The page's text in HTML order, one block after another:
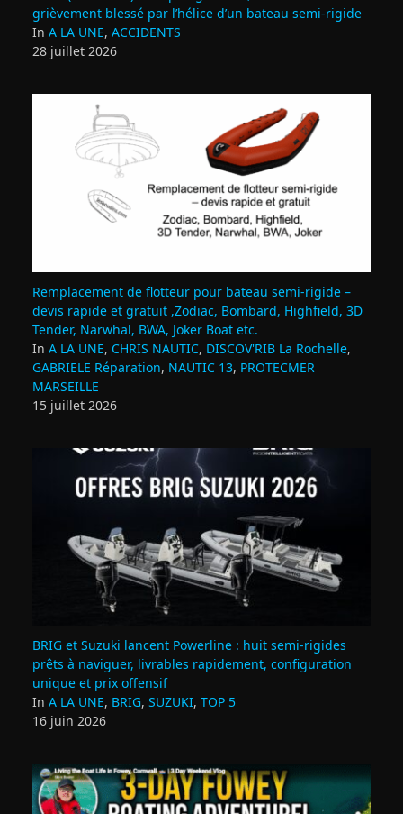
grièvement blessé par l’hélice d’un bateau semi-rigide
In A LA UNE, ACCIDENTS
28 juillet 2026
Remplacement de flotteur pour bateau semi‑rigide –
devis rapide et gratuit ,Zodiac, Bombard, Highfield, 3D
Tender, Narwhal, BWA, Joker Boat etc.
In A LA UNE, CHRIS NAUTIC, DISCOV'RIB La Rochelle,
GABRIELE Réparation, NAUTIC 13, PROTECMER
MARSEILLE
15 juillet 2026
BRIG et Suzuki lancent Powerline : huit semi‑rigides
prêts à naviguer, livrables rapidement, configuration
unique et prix offensif
In A LA UNE, BRIG, SUZUKI, TOP 5
16 juin 2026